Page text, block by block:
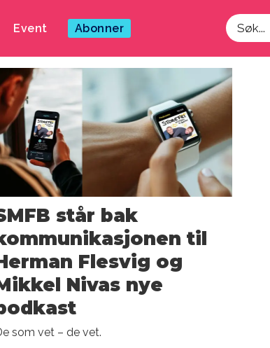
Event Abonner
Søk
står bak
til
Flesvig og
Nivas nye
som vet – de vet.